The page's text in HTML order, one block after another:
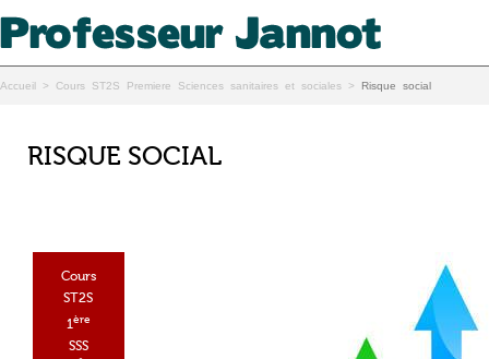
Accueil > Cours ST2S Premiere Sciences sanitaires et sociales > Risque social
RISQUE SOCIAL
Cours
ST2S
1ère
SSS